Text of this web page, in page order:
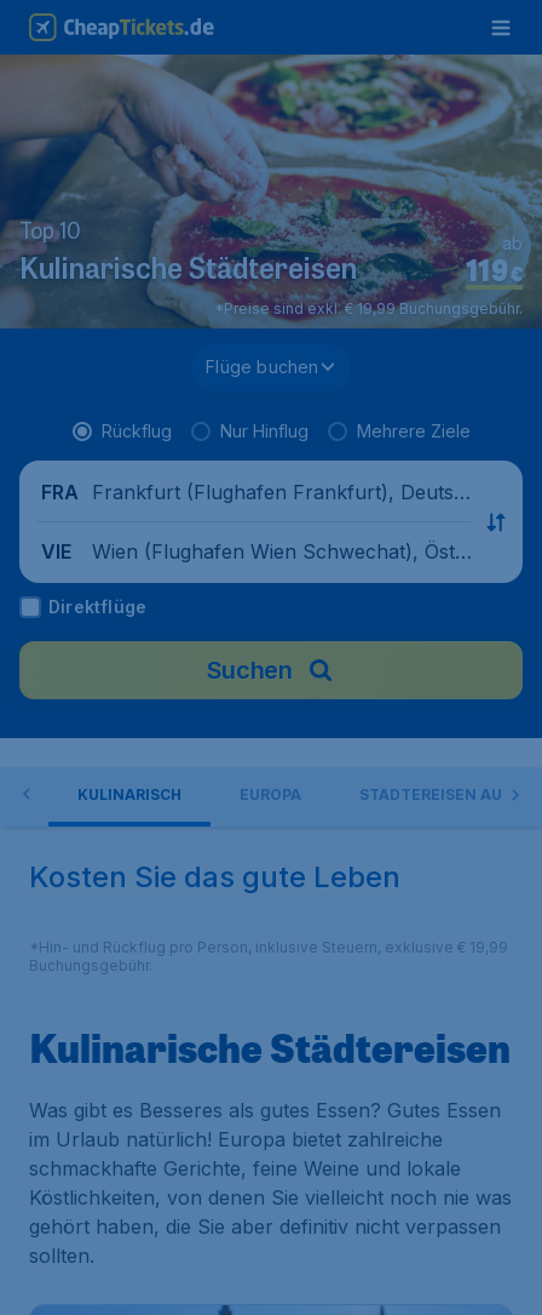
Top 10
Kulinarische Städtereisen €
119
ab
*Preise sind exkl. € 19,99 Buchungsgebühr.
Flüge buchen
Rückflug Nur Hinflug Mehrere Ziele
FRA
Frankfurt (Flughafen Frankfurt), Deutsc
VIE
Wien (Flughafen Wien Schwechat), Öste
rreich
Direktflüge
Suchen
KULINARISCH EUROPA STÄDTEREISEN
Kosten Sie das gute Leben
*Hin- und Rückflug pro Person, inklusive Steuern, exklusive € 19,99
Buchungsgebühr.
Kulinarische Städtereisen
Was gibt es Besseres als gutes Essen? Gutes Essen
im Urlaub natürlich! Europa bietet zahlreiche
schmackhafte Gerichte, feine Weine und lokale
Köstlichkeiten, von denen Sie vielleicht noch nie was
gehört haben, die Sie aber definitiv nicht verpassen
sollten.